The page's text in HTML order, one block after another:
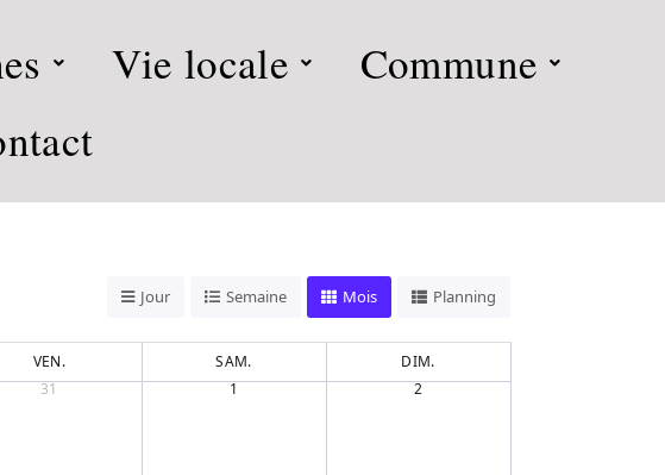
Vie locale
Commune
Jour Semaine Mois Planning
VEN. SAM.
DIM.
31 1 2